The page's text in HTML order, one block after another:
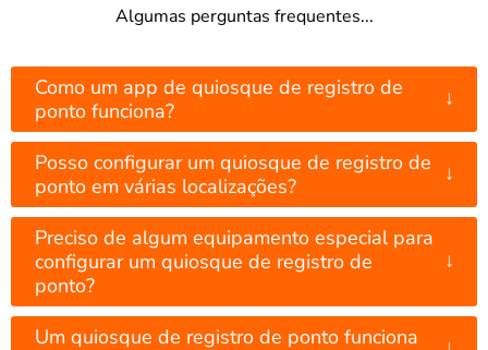
Algumas perguntas frequentes...
Como um app de quiosque de registro de
ponto funciona?
↓
Posso configurar um quiosque de registro de
ponto em várias localizações?
↓
Preciso de algum equipamento especial para
configurar um quiosque de registro de
ponto?
↓
Um quiosque de registro de ponto funciona